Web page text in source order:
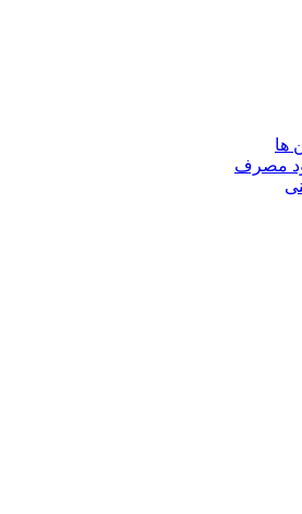
ها
مصرف